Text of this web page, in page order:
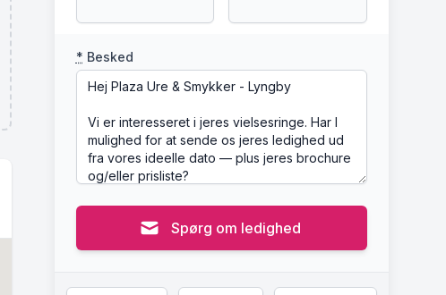
* Besked
Spørg om ledighed